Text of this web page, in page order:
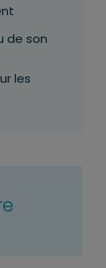
de son
les